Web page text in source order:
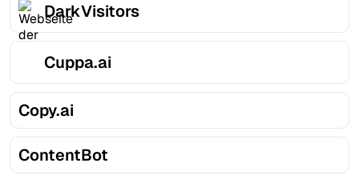
DarkVisitors
Cuppa.ai
Copy.ai
ContentBot